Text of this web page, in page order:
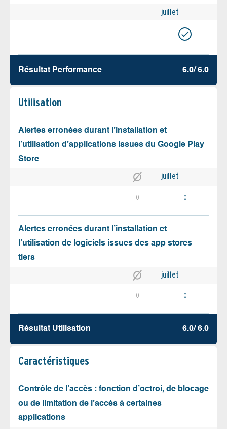
juillet
Résultat Performance 6.0/ 6.0
Utilisation
Alertes erronées durant l’installation et
l’utilisation d’applications issues du Google Play
Store
juillet
0 0
Alertes erronées durant l’installation et
l’utilisation de logiciels issues des app stores
tiers
juillet
0 0
Résultat Utilisation 6.0/ 6.0
Caractéristiques
Contrôle de l’accès : fonction d’octroi, de blocage
ou de limitation de l’accès à certaines
applications